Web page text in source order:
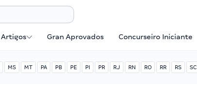
Artigos Gran Aprovados Concurseiro Iniciante
MS MT PA PB PE PI PR RJ RN RO RR RS SC